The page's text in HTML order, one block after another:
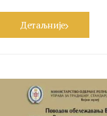
Детаљније